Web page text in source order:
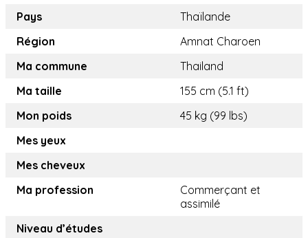
Pays
Thaïlande
Région
Amnat Charoen
Ma commune
Thailand
Ma taille
155 cm (5.1 ft)
Mon poids
45 kg (99 lbs)
Mes yeux
Mes cheveux
Ma profession
Commerçant et
assimilé
Niveau d’études